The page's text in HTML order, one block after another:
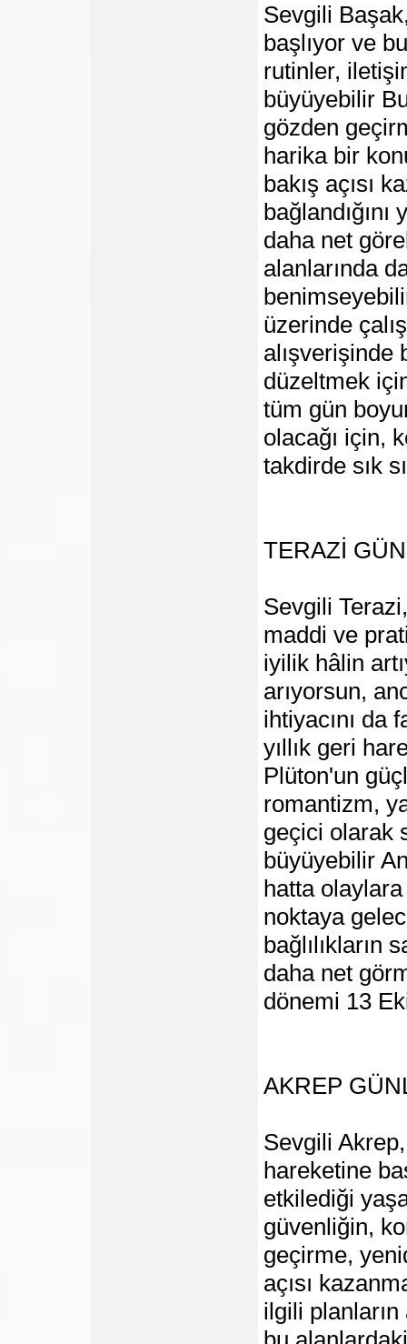
Sevgili
başlıyor ve
rutinler,
büyüyebilir
gözden
harika bir
bakış açısı
bağlandığını
daha net
alanlarında
üzerinde
alışverişinde
düzeltmek
tüm gün
olacağı için,
takdirde sık
TERAZİ
Sevgili
maddi ve
iyilik hâlin
arıyorsun,
ihtiyacını da
yıllık geri
Plüton'un
romantizm,
geçici olarak
büyüyebilir
hatta
noktaya
bağlılıkların
daha net
dönemi 13
AKREP
Sevgili
hareketine
etkilediği
güvenliğin,
geçirme,
açısı
ilgili